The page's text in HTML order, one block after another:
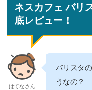
ネスカフェ バリ
底レビュー！
はてなさん
バリスタ
うなの？